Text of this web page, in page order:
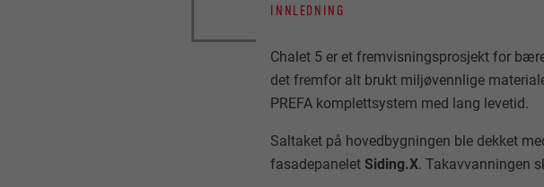
INNLEDNING
Chalet 5 er et fremvisningsprosjekt for
det fremfor alt brukt miljøvennlige
PREFA komplettsystem med lang levetid.
Saltaket på hovedbygningen ble dekket
fasadepaneletSiding.X. Takavvanningen